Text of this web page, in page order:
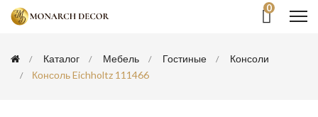
0
Каталог Мебель Гостиные
Консоли
Консоль Eichholtz 111466